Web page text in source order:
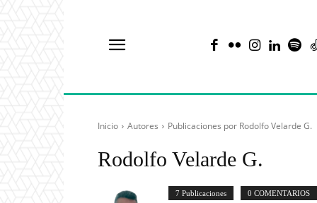
Inicio Autores Publicaciones por Rodolfo Velarde G.
Rodolfo Velarde G.
7 Publicaciones 0 COMENTARIOS